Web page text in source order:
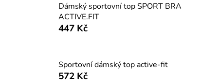
Dámský sportovní top SPORT BRA
ACTIVE.FIT
447 Kč
Sportovní dámský top active-fit
572 Kč